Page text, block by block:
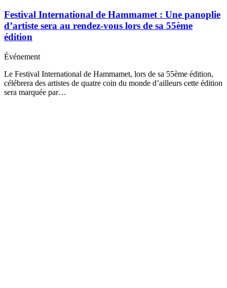
Festival International de Hammamet : Une panoplie
d’artiste sera au rendez-vous lors de sa 55ème
édition
Événement
Le Festival International de Hammamet, lors de sa 55ème édition,
célébrera des artistes de quatre coin du monde d’ailleurs cette édition
sera marquée par…